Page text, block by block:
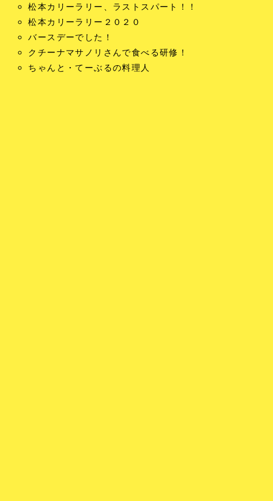
松本カリーラリー、ラストスパート！！
松本カリーラリー２０２０
バースデーでした！
クチーナマサノリさんで食べる研修！
ちゃんと・てーぶるの料理人